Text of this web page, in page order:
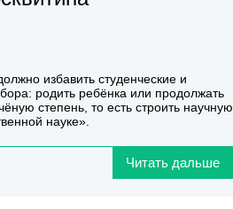
избавить студенческие и
родить ребёнка или продолжать
степень, то есть строить научную
науке».
Читать дальше